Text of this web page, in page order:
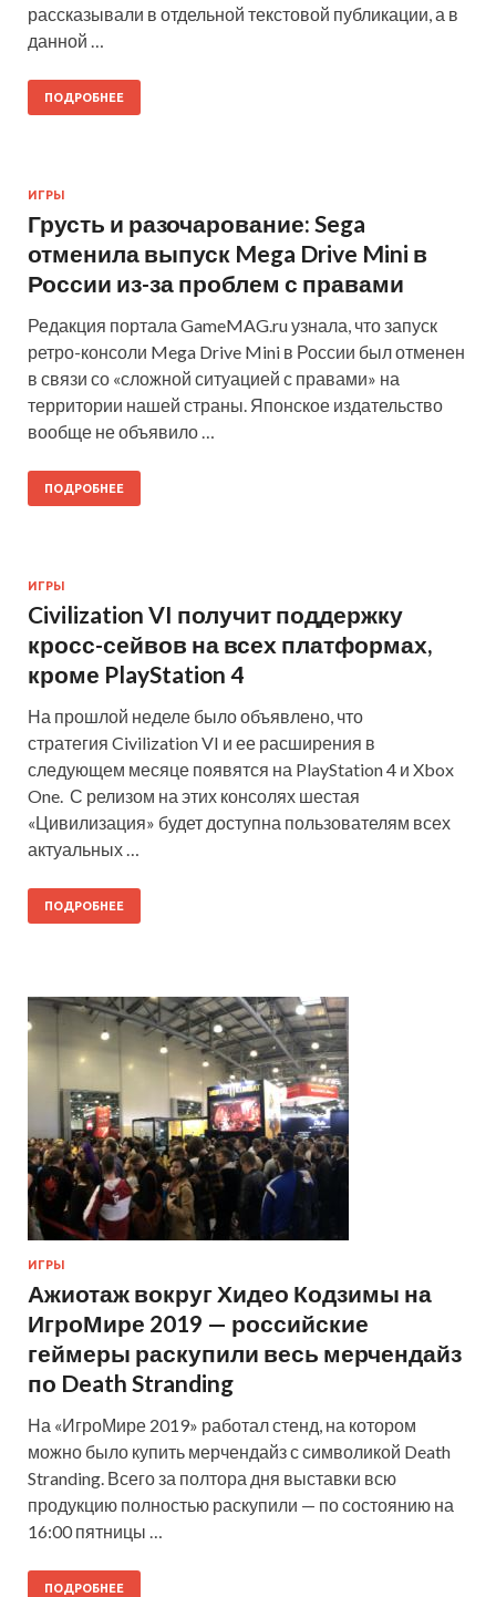
рассказывали в отдельной текстовой публикации, а в
данной …
ПОДРОБНЕЕ
ИГРЫ
Грусть и разочарование: Sega
отменила выпуск Mega Drive Mini в
России из-за проблем с правами
Редакция портала GameMAG.ru узнала, что запуск
ретро-консоли Mega Drive Mini в России был отменен
в связи со «сложной ситуацией с правами» на
территории нашей страны. Японское издательство
вообще не объявило …
ПОДРОБНЕЕ
ИГРЫ
Civilization VI получит поддержку
кросс-сейвов на всех платформах,
кроме PlayStation 4
На прошлой неделе было объявлено, что
стратегия Civilization VI и ее расширения в
следующем месяце появятся на PlayStation 4 и Xbox
One. С релизом на этих консолях шестая
«Цивилизация» будет доступна пользователям всех
актуальных …
ПОДРОБНЕЕ
ИГРЫ
Ажиотаж вокруг Хидео Кодзимы на
ИгроМире 2019 — российские
геймеры раскупили весь мерчендайз
по Death Stranding
На «ИгроМире 2019» работал стенд, на котором
можно было купить мерчендайз с символикой Death
Stranding. Всего за полтора дня выставки всю
продукцию полностью раскупили — по состоянию на
16:00 пятницы …
ПОДРОБНЕЕ